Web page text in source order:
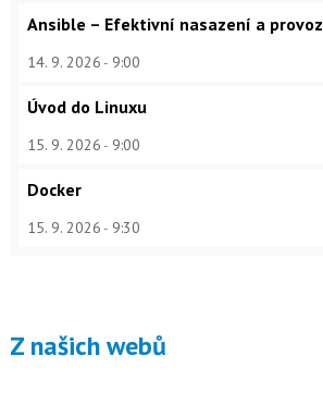
Ansible – Efektivní nasazení a provoz
14. 9. 2026 9:00
Úvod do Linuxu
15. 9. 2026 9:00
Docker
15. 9. 2026 9:30
Z našich webů